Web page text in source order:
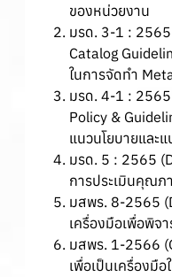
ของหน่วยงาน
มรด. 3-1 :
Catalog
ในการจัดทำ
มรด. 4-1 :
Policy &
แนวนโยบายและ
มรด. 5 : 2565
การประเมินคุณ
มสพร. 8-2565
เครื่องมือเพื่อพิจ
มสพร. 1-2566
เพื่อเป็นเครื่องมื